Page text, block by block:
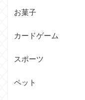
お菓子
カードゲーム
スポーツ
ペット